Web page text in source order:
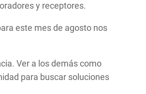
y receptores.
este mes de agosto nos
Ver a los demás como
para buscar soluciones